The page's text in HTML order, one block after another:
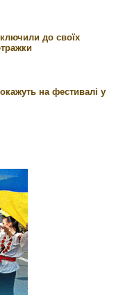
до своїх
на фестивалі у